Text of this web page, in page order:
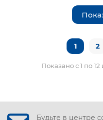
1 2
Показано с 1 по 12
Будьте в центре